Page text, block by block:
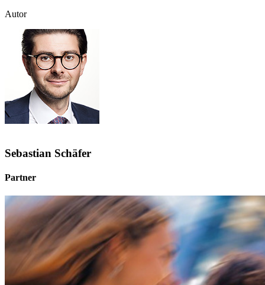
Autor
Sebastian Schäfer
Partner